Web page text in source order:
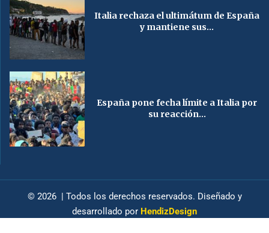
Italia rechaza el ultimátum de España
y mantiene sus...
España pone fecha límite a Italia por
su reacción...
© 2026 | Todos los derechos reservados. Diseñado y
desarrollado por HendizDesign